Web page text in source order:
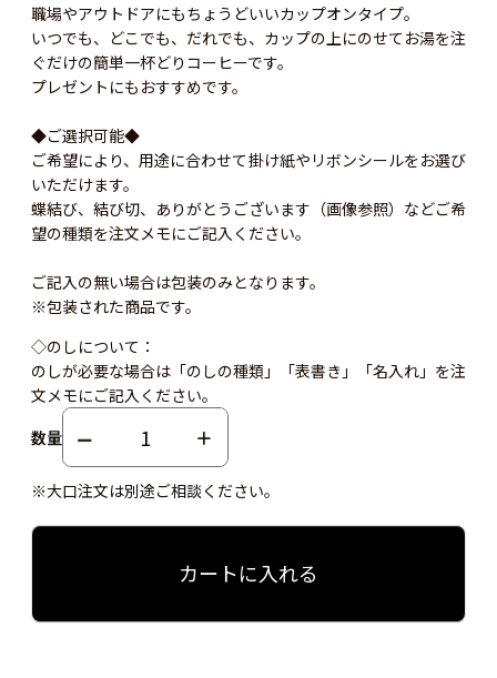
職場やアウトドアにもちょうどいいカップオンタイプ。
いつでも、どこでも、だれでも、カップの上にのせてお湯を注
ぐだけの簡単一杯どりコーヒーです。
プレゼントにもおすすめです。
◆ご選択可能◆
ご希望により、用途に合わせて掛け紙やリボンシールをお選び
いただけます。
蝶結び、結び切、ありがとうございます（画像参照）などご希
望の種類を注文メモにご記入ください。
ご記入の無い場合は包装のみとなります。
※包装された商品です。
◇のしについて：
のしが必要な場合は「のしの種類」「表書き」「名入れ」を注
文メモにご記入ください。
数量
※大口注文は別途ご相談ください。
カートに入れる